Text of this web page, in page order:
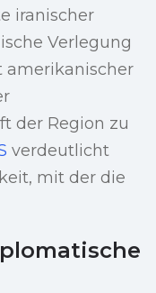
iranischer
Verlegung
amerikanischer
der Region zu
verdeutlicht
mit der die